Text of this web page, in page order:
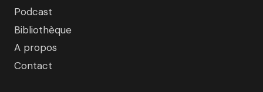
Podcast
Bibliothèque
A propos
Contact